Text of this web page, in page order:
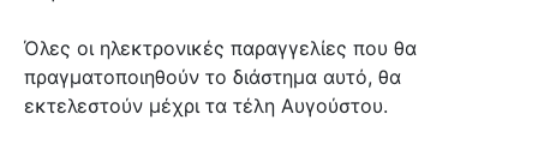
Όλες οι ηλεκτρονικές παραγγελίες που θα
πραγματοποιηθούν το διάστημα αυτό, θα
εκτελεστούν μέχρι τα τέλη Αυγούστου.